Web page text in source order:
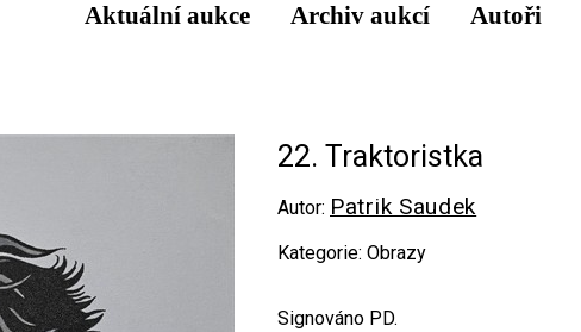
Aktuální aukce Archiv aukcí Autoři
22. Traktoristka
Autor: Patrik Saudek
Kategorie: Obrazy
Signováno PD.